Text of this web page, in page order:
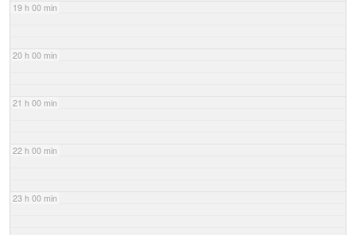
19 h 00 min
20 h 00 min
21 h 00 min
22 h 00 min
23 h 00 min